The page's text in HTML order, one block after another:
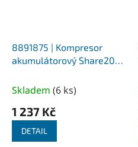
8891875 | Kompresor
akumulátorový Share20V
Skladem (6 ks)
1 237 Kč
DETAIL